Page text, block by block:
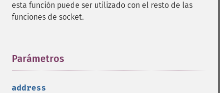
esta función puede ser utilizado con el resto de las
funciones de socket.
Parámetros
address